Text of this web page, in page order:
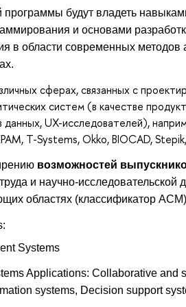
программы будут владеть
и основами
в области современных
сферах, связанных с
систем (в качестве
данных, UX-исследователей),
T-Systems, Okko, BIOCAD,
возможностей
и научно-исследовательской
областях (классификатор
Systems
Applications: Collaborative and
systems, Decision support